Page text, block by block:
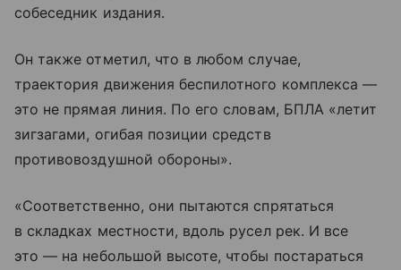
собеседник издания.
Он также отметил, что в любом случае,
траектория движения беспилотного комплекса —
это не прямая линия. По его словам, БПЛА «летит
зигзагами, огибая позиции средств
противовоздушной обороны».
«Соответственно, они пытаются спрятаться
в складках местности, вдоль русел рек. И все
это — на небольшой высоте, чтобы постараться